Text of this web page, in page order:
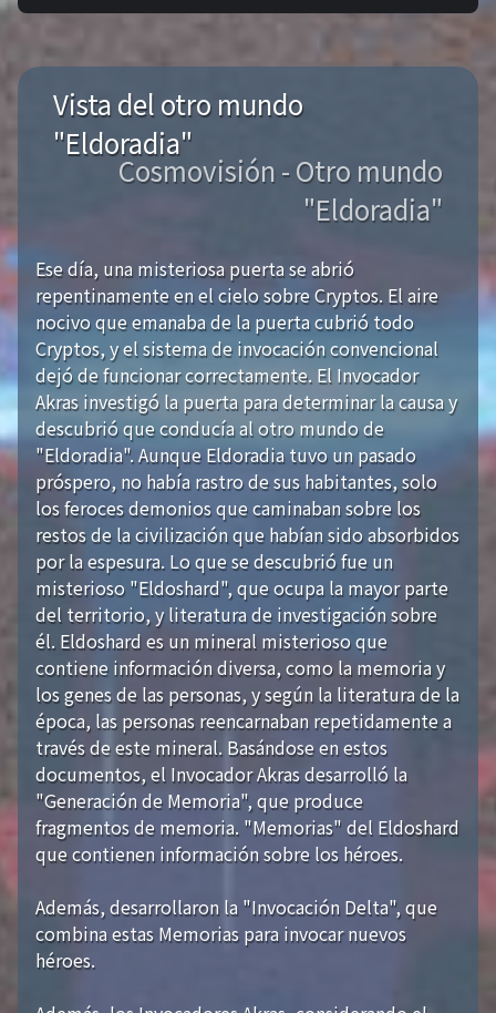
Vista del otro mundo
"Eldoradia"
Cosmovisión - Otro mundo
"Eldoradia"
Ese día, una misteriosa puerta se abrió
repentinamente en el cielo sobre Cryptos. El aire
nocivo que emanaba de la puerta cubrió todo
Cryptos, y el sistema de invocación convencional
dejó de funcionar correctamente. El Invocador
Akras investigó la puerta para determinar la causa y
descubrió que conducía al otro mundo de
"Eldoradia". Aunque Eldoradia tuvo un pasado
próspero, no había rastro de sus habitantes, solo
los feroces demonios que caminaban sobre los
restos de la civilización que habían sido absorbidos
por la espesura. Lo que se descubrió fue un
misterioso "Eldoshard", que ocupa la mayor parte
del territorio, y literatura de investigación sobre
él. Eldoshard es un mineral misterioso que
contiene información diversa, como la memoria y
los genes de las personas, y según la literatura de la
época, las personas reencarnaban repetidamente a
través de este mineral. Basándose en estos
documentos, el Invocador Akras desarrolló la
"Generación de Memoria", que produce
fragmentos de memoria. "Memorias" del Eldoshard
que contienen información sobre los héroes.
Además, desarrollaron la "Invocación Delta", que
combina estas Memorias para invocar nuevos
héroes.